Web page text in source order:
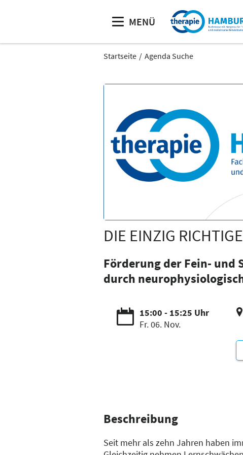
MENÜ
Startseite Agenda Suche
DIE EINZIG
Förderung der Fein- und
durch
15:00 - 15:25 Uhr
Fr. 06. Nov.
Beschreibung
Seit mehr als zehn Jahren haben